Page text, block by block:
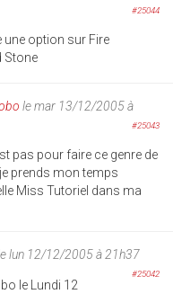
#25044
une option sur Fire
Stone
le mar 13/12/2005 à
#25043
pas pour faire ce genre de
je prends mon temps
Miss Tutoriel dans ma
lun 12/12/2005 à 21h37
#25042
le Lundi 12